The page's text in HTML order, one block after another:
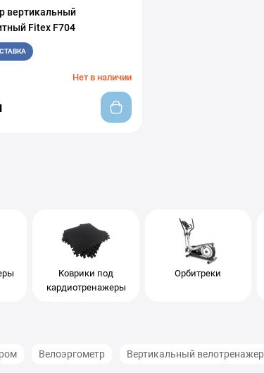
вертикальный
Fitex F704
Нет в наличии
Коврики под
кардиотренажеры
Орбитреки
Велоэргометр Вертикальный велотренажер